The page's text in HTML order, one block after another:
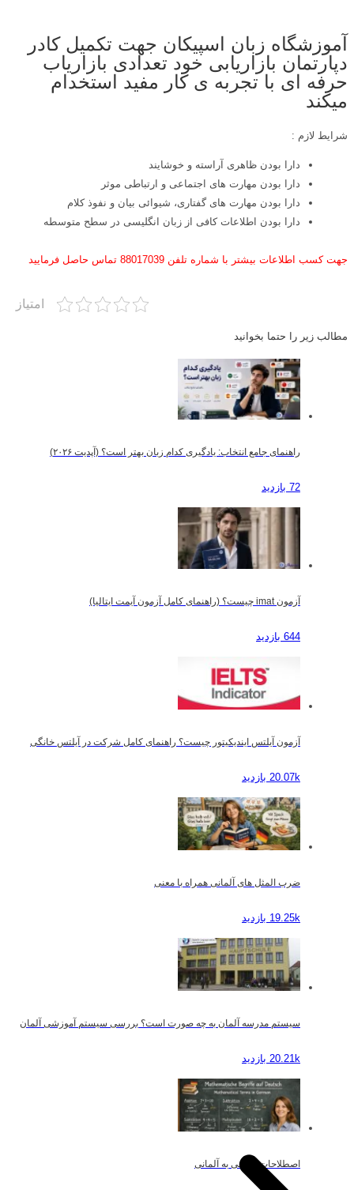
آموزشگاه زبان اسپیکان جهت تکمیل کادر
دپارتمان بازاریابی خود تعدادی بازاریاب
حرفه ای با تجربه ی کار مفید استخدام
میکند
شرایط لازم :
دارا بودن ظاهری آراسته و خوشایند
دارا بودن مهارت های اجتماعی و ارتباطی موثر
دارا بودن مهارت های گفتاری، شیوائی بیان و نفوذ کلام
دارا بودن اطلاعات کافی از زبان انگلیسی در سطح متوسطه
جهت کسب اطلاعات بیشتر با شماره تلفن 88017039 تماس حاصل فرمایید
امتیاز
مطالب زیر را حتما بخوانید
راهنمای جامع انتخاب: یادگیری کدام زبان بهتر است؟ (آپدیت ۲۰۲۶)
72 بازدید
آزمون imat چیست؟ (راهنمای کامل آزمون آیمت ایتالیا)
644 بازدید
آزمون آیلتس ایندیکیتور چیست؟ راهنمای کامل شرکت در آیلتس خانگی
20.07k بازدید
ضرب المثل های آلمانی همراه با معنی
19.25k بازدید
سیستم مدرسه آلمان به چه صورت است؟ بررسی سیستم آموزشی آلمان
20.21k بازدید
اصطلاحات ریاضی به آلمانی